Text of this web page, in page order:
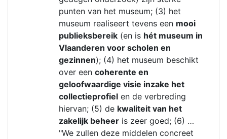
punten van het museum; (3) het
museum realiseert tevens een mooi
publieksbereik (en is hét museum in
Vlaanderen voor scholen en
gezinnen); (4) het museum beschikt
over een coherente en
geloofwaardige visie inzake het
collectieprofiel en de verbreding
hiervan; (5) de kwaliteit van het
zakelijk beheer is zeer goed; (6) …
"We zullen deze middelen concreet